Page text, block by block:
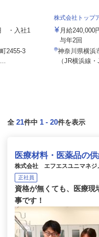
・⼊社1
2455-3
株式会社トップ
月給240,000
与年2回
神奈川県横浜
（JR横浜線
全 21件中 1 - 20件を表示
医療材料・医薬品の
株式会社 エフエスユニマネ
正社員
資格が無くても、医療
事です！